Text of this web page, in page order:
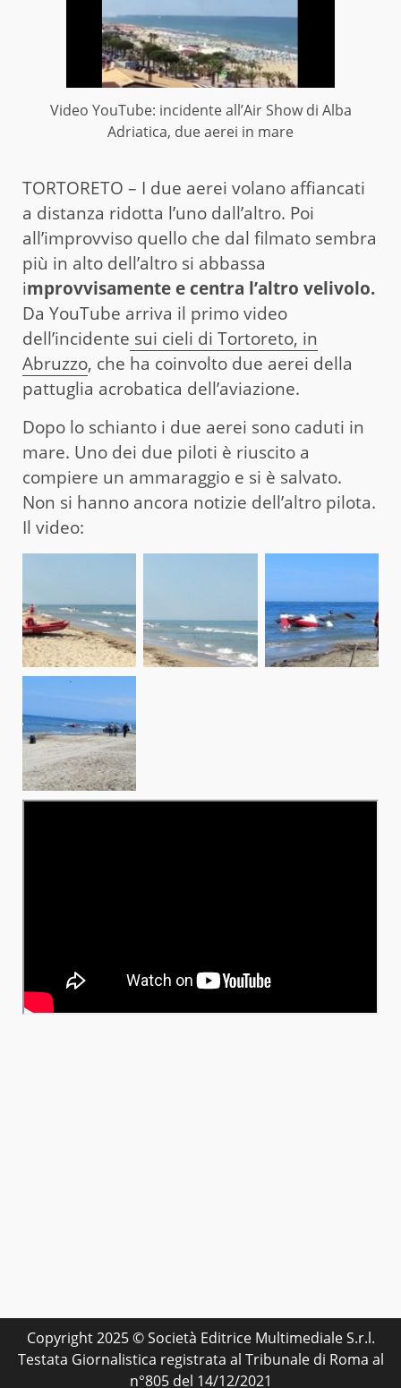
Video YouTube: incidente all’Air Show di Alba
Adriatica, due aerei in mare
TORTORETO – I due aerei volano affiancati
a distanza ridotta l’uno dall’altro. Poi
all’improvviso quello che dal filmato sembra
più in alto dell’altro si abbassa
improvvisamente e centra l’altro velivolo.
Da YouTube arriva il primo video
dell’incidente sui cieli di Tortoreto, in
Abruzzo, che ha coinvolto due aerei della
pattuglia acrobatica dell’aviazione.
Dopo lo schianto i due aerei sono caduti in
mare. Uno dei due piloti è riuscito a
compiere un ammaraggio e si è salvato.
Non si hanno ancora notizie dell’altro pilota.
Il video:
Copyright 2025 © Società Editrice Multimediale S.r.l.
Testata Giornalistica registrata al Tribunale di Roma al
n°805 del 14/12/2021